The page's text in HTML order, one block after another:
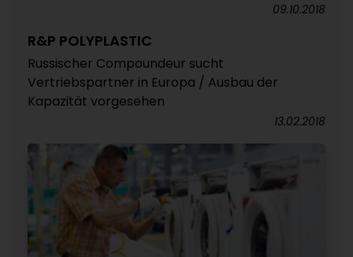
09.10.2018
R&P POLYPLASTIC
Russischer Compoundeur sucht
Vertriebspartner in Europa / Ausbau der
Kapazität vorgesehen
13.02.2018